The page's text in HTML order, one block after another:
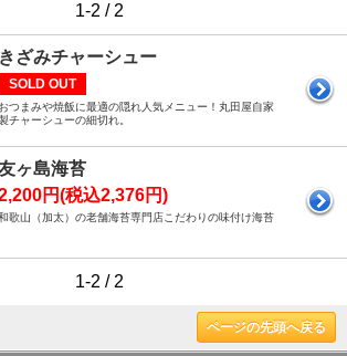
1-2 / 2
きざみチャーシュー
SOLD OUT
つまみや焼飯に最適の隠れ人気メニュー！丸田屋自家
チャーシューの細切れ。
ヶ島海苔
円(税込2,376円)
歌山（加太）の老舗海苔専門店こだわりの味付け海苔
1-2 / 2
ページの先頭へ戻る